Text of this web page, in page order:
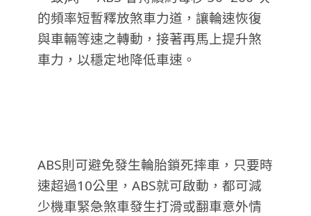
的頻率短暫釋放煞車力道，讓輪速恢復
與車輛等速之轉動，接著再馬上提升煞
車力，以穩定地降低車速。
ABS則可避免發生輪胎鎖死摔車，只要時
速超過10公里，ABS就可啟動，都可減
少機車緊急煞車發生打滑或翻車意外情